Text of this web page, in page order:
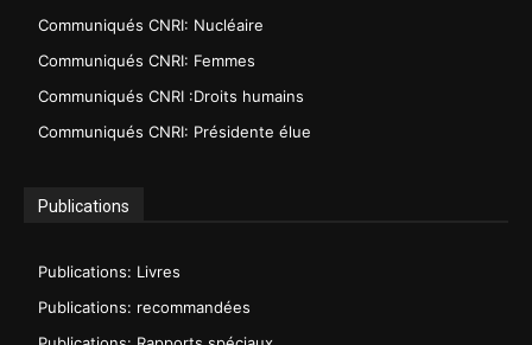
Communiqués CNRI: Nucléaire
Communiqués CNRI: Femmes
Communiqués CNRI :Droits humains
Communiqués CNRI: Présidente élue
Publications
Publications: Livres
Publications: recommandées